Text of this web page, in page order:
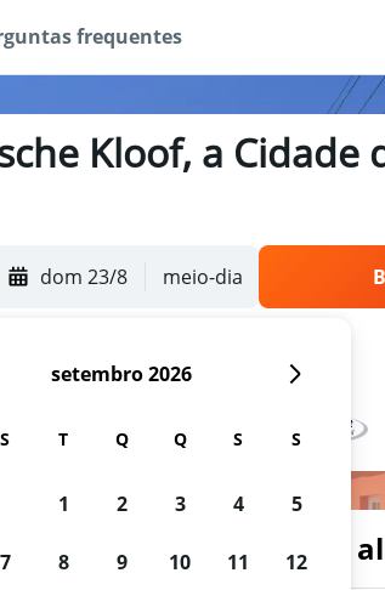
frequentes
Kloof, a Cidade
dom 23/8 meio-dia
buscar carros para
setembro 2026
S T Q Q S S
1 2 3 4 5
7 8 9 10 11 12